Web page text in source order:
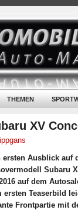
THEMEN
XV
ersten Ausblick auf
Subaru
auf dem
ersten Teaserbild
Frontpartie mit